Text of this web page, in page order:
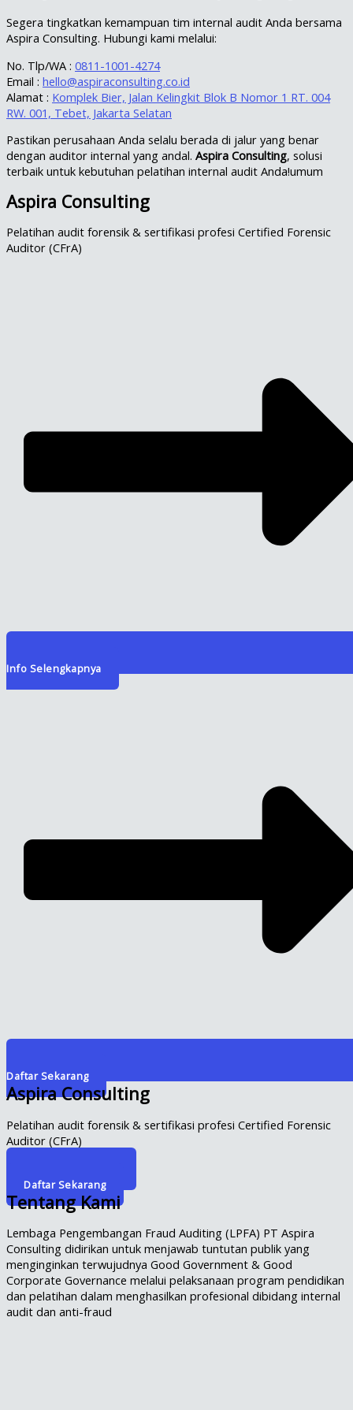
Segera tingkatkan kemampuan tim internal audit Anda bersama
Aspira Consulting. Hubungi kami melalui:
No. Tlp/WA : 0811-1001-4274
Email : hello@aspiraconsulting.co.id
Alamat : Komplek Bier, Jalan Kelingkit Blok B Nomor 1 RT. 004
RW. 001, Tebet, Jakarta Selatan
Pastikan perusahaan Anda selalu berada di jalur yang benar
dengan auditor internal yang andal. Aspira Consulting, solusi
terbaik untuk kebutuhan pelatihan internal audit Anda!umum
Aspira Consulting
Pelatihan audit forensik & sertifikasi profesi Certified Forensic
Auditor (CFrA)
Info Selengkapnya
Daftar Sekarang
Aspira Consulting
Pelatihan audit forensik & sertifikasi profesi Certified Forensic
Auditor (CFrA)
Daftar Sekarang
Tentang Kami
Lembaga Pengembangan Fraud Auditing (LPFA) PT Aspira
Consulting didirikan untuk menjawab tuntutan publik yang
menginginkan terwujudnya Good Government & Good
Corporate Governance melalui pelaksanaan program pendidikan
dan pelatihan dalam menghasilkan profesional dibidang internal
audit dan anti-fraud